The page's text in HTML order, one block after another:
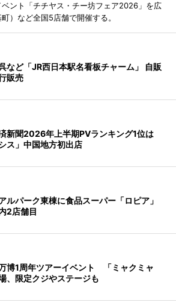
ント「チチヤス・チー坊フェア2026」を広
）など全国5店舗で開催する。
など「JR西日本駅名看板チャーム」 自販
販売
新聞2026年上半期PVランキング1位は
ス」中国地方初出店
ルパーク東棟に食品スーパー「ロピア」
2店舗目
博1周年ツアーイベント 「ミャクミャ
、限定クジやステージも